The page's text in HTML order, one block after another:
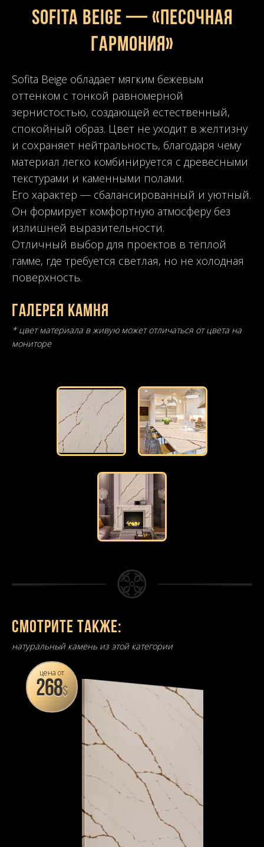
Sofita Beige — «Песочная
гармония»
Sofita Beige обладает мягким бежевым
оттенком с тонкой равномерной
зернистостью, создающей естественный,
спокойный образ. Цвет не уходит в желтизну
и сохраняет нейтральность, благодаря чему
материал легко комбинируется с древесными
текстурами и каменными полами.
Его характер — сбалансированный и уютный.
Он формирует комфортную атмосферу без
излишней выразительности.
Отличный выбор для проектов в тёплой
гамме, где требуется светлая, но не холодная
поверхность.
Галерея камня
* цвет материала в живую может отличаться от цвета на
мониторе
Смотрите также:
натуральный камень из этой категории
цена от
268$